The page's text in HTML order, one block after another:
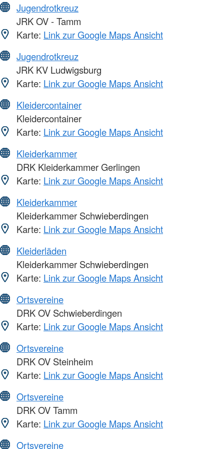
Jugendrotkreuz
JRK OV - Tamm
Karte: Link zur Google Maps Ansicht
Jugendrotkreuz
JRK KV Ludwigsburg
Karte: Link zur Google Maps Ansicht
Kleidercontainer
Kleidercontainer
Karte: Link zur Google Maps Ansicht
Kleiderkammer
DRK Kleiderkammer Gerlingen
Karte: Link zur Google Maps Ansicht
Kleiderkammer
Kleiderkammer Schwieberdingen
Karte: Link zur Google Maps Ansicht
Kleiderläden
Kleiderkammer Schwieberdingen
Karte: Link zur Google Maps Ansicht
Ortsvereine
DRK OV Schwieberdingen
Karte: Link zur Google Maps Ansicht
Ortsvereine
DRK OV Steinheim
Karte: Link zur Google Maps Ansicht
Ortsvereine
DRK OV Tamm
Karte: Link zur Google Maps Ansicht
Ortsvereine